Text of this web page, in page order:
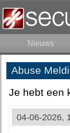
Nieuws
Abuse
Je hebt een
04-06-2026,